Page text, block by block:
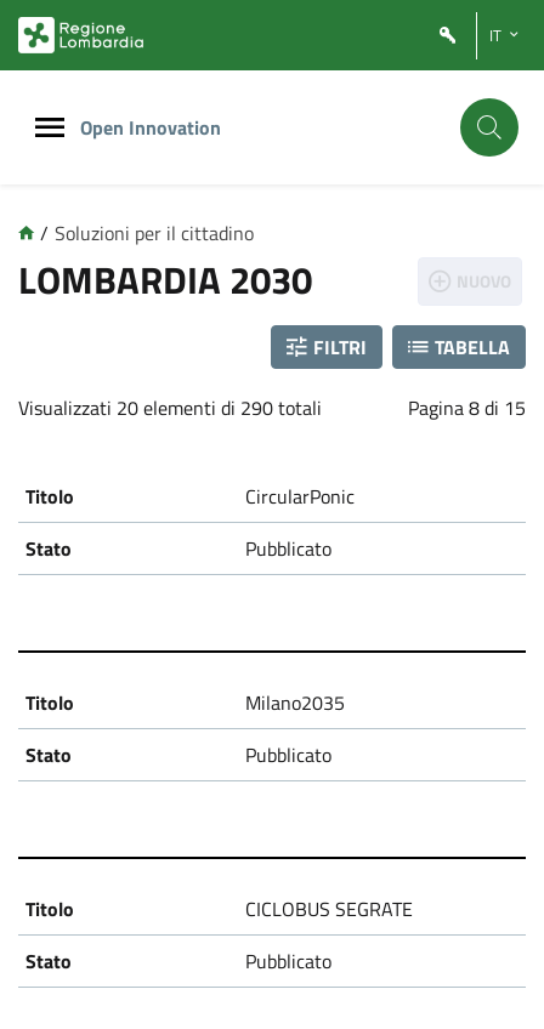
contenuto
footer
IT
Open Innovation
/ Soluzioni per il cittadino
L
b
a
r
d
a
2
0
0
-
P
LOMBARDIA 2030 NUOVO
FILTRI TABELLA
Visualizzati 20 elementi di 290 totali Pagina 8 di 15
CircularPonic
Pubblicato
Milano2035
Pubblicato
CICLOBUS SEGRATE
Pubblicato